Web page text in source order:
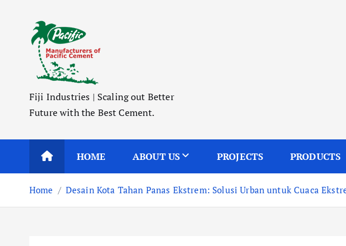
Fiji Industries | Scaling out Better
Future with the Best Cement.
HOME ABOUT US PROJECTS PRODUCTS
Home Desain Kota Tahan Panas Ekstrem: Solusi Urban untuk Cuaca